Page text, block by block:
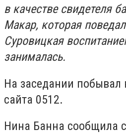
в качестве свидетеля
Макар, которая
Суровицкая
занималась.
На заседании побывал
сайта 0512.
Нина Банна сообщила